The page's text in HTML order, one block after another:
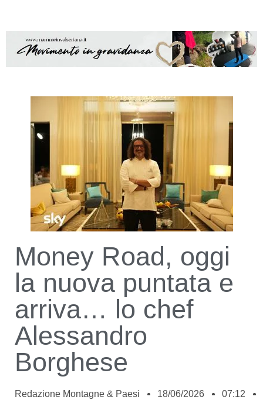
Money Road, oggi
la nuova puntata e
arriva… lo chef
Alessandro
Borghese
Redazione Montagne & Paesi 18/06/2026
07:12